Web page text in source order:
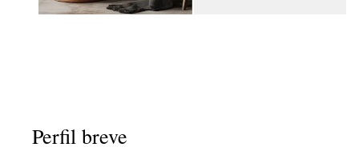
Perfil breve